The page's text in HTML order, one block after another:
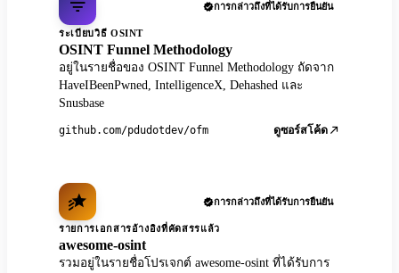
การกล่าวถึงที่ได้รับการยืนยัน
ระเบียบวิธี OSINT
OSINT Funnel Methodology
อยู่ในรายชื่อของ OSINT Funnel Methodology ถัดจาก
HaveIBeenPwned, IntelligenceX, Dehashed และ
Snusbase
github.com/pdudotdev/ofm ดูซอร์สโค้ด
การกล่าวถึงที่ได้รับการยืนยัน
รายการเอกสารอ้างอิงที่คัดสรรแล้ว
awesome-osint
รวมอยู่ในรายชื่อโปรเจกต์ awesome-osint ที่ได้รับการ